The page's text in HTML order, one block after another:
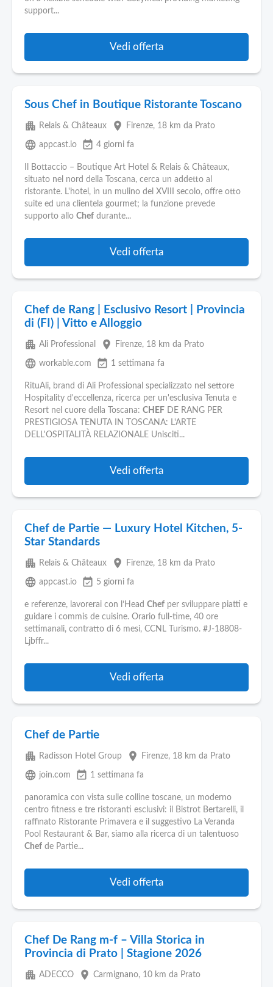
support...
Vedi offerta
Sous Chef in Boutique Ristorante Toscano
apartment Relais & Châteaux place Firenze, 18 km da Prato
language appcast.io event_available 4 giorni fa
Il Bottaccio – Boutique Art Hotel & Relais & Châteaux,
situato nel nord della Toscana, cerca un addetto al
ristorante. L'hotel, in un mulino del XVIII secolo, offre otto
suite ed una clientela gourmet; la funzione prevede
supporto allo Chef durante...
Vedi offerta
Chef de Rang | Esclusivo Resort | Provincia
di (FI) | Vitto e Alloggio
apartment Ali Professional place Firenze, 18 km da Prato
language workable.com event_available 1 settimana fa
RituAli, brand di Ali Professional specializzato nel settore
Hospitality d'eccellenza, ricerca per un'esclusiva Tenuta e
Resort nel cuore della Toscana: CHEF DE RANG PER
PRESTIGIOSA TENUTA IN TOSCANA: L'ARTE
DELL'OSPITALITÀ RELAZIONALE Unisciti...
Vedi offerta
Chef de Partie — Luxury Hotel Kitchen, 5-
Star Standards
apartment Relais & Châteaux place Firenze, 18 km da Prato
language appcast.io event_available 5 giorni fa
e referenze, lavorerai con l’Head Chef per sviluppare piatti e
guidare i commis de cuisine. Orario full-time, 40 ore
settimanali, contratto di 6 mesi, CCNL Turismo. #J-18808-
Ljbffr...
Vedi offerta
Chef de Partie
apartment Radisson Hotel Group place Firenze, 18 km da Prato
language join.com event_available 1 settimana fa
panoramica con vista sulle colline toscane, un moderno
centro fitness e tre ristoranti esclusivi: il Bistrot Bertarelli, il
raffinato Ristorante Primavera e il suggestivo La Veranda
Pool Restaurant & Bar, siamo alla ricerca di un talentuoso
Chef de Partie...
Vedi offerta
Chef De Rang m-f – Villa Storica in
Provincia di Prato | Stagione 2026
apartment ADECCO place Carmignano, 10 km da Prato